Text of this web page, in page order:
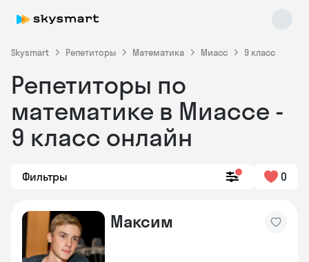
Skysmart Репетиторы Математика Миасс 9 класс
Репетиторы по
математике в Миассе -
9 класс онлайн
Фильтры 0
Максим
Skysmart Chat